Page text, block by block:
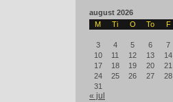
august 2026
M
Ti O To F
3
4 5 6 7
10
11 12 13 14
17
18 19 20 21
24
25 26 27 28
31
« jul